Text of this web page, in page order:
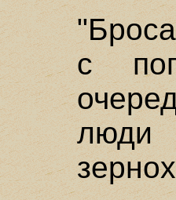
с
люди